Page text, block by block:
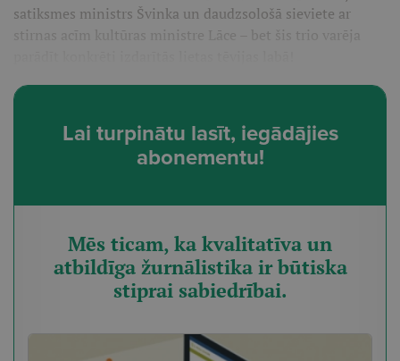
satiksmes ministrs Švinka un daudzsološā sieviete ar
stirnas acīm kultūras ministre Lāce – bet šis trio varēja
Lai turpinātu lasīt, iegādājies
abonementu!
Mēs ticam, ka kvalitatīva un
atbildīga žurnālistika ir būtiska
stiprai sabiedrībai.